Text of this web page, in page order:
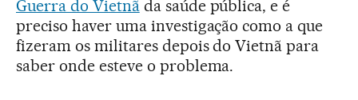
Guerra do Vietnãda saúde pública, e é
preciso haver uma investigação como a que
fizeram os militares depois do Vietnã para
saber onde esteve o problema.